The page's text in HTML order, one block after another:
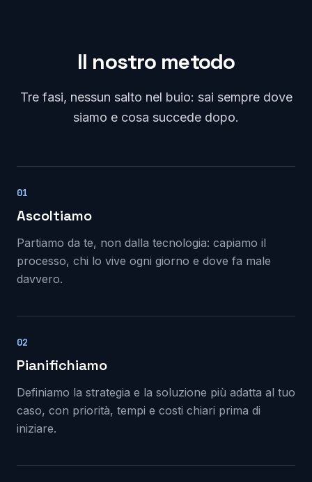
Il nostro metodo
Tre fasi, nessun salto nel buio: sai sempre dove
siamo e cosa succede dopo.
01
Ascoltiamo
Partiamo da te, non dalla tecnologia: capiamo il
processo, chi lo vive ogni giorno e dove fa male
davvero.
02
Pianifichiamo
Definiamo la strategia e la soluzione più adatta al tuo
caso, con priorità, tempi e costi chiari prima di
iniziare.